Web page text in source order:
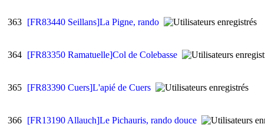
363 [FR83440 Seillans]La Pigne, rando
364 [FR83350 Ramatuelle]Col de Colebasse
365 [FR83390 Cuers]L'apié de Cuers
366 [FR13190 Allauch]Le Pichauris, rando douce